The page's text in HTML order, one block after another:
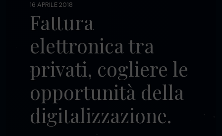
16 APRILE 2018
Fattura
elettronica tra
privati, cogliere le
opportunità della
digitalizzazione.